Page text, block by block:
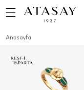
Anasayfa